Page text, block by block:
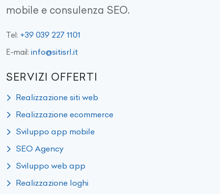
mobile e consulenza SEO.
Tel: +39 039 227 1101
E-mail: info@sitisrl.it
SERVIZI OFFERTI
Realizzazione siti web
Realizzazione ecommerce
Sviluppo app mobile
SEO Agency
Sviluppo web app
Realizzazione loghi